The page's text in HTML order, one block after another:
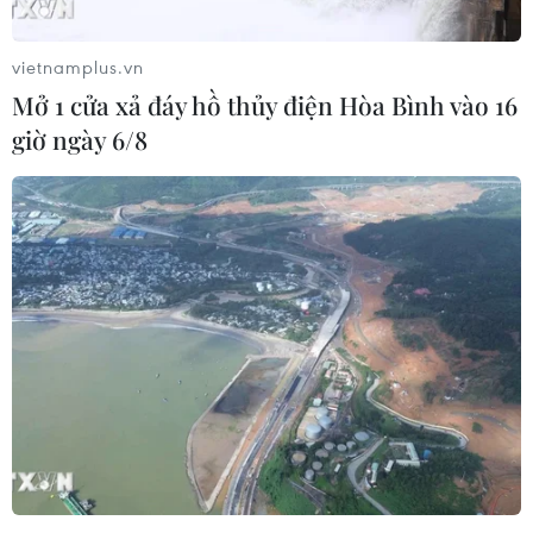
06/08/2026 04:45
Chủ động nguồn điện phục vụ Hội
nghị cấp cao APEC 2027
06/08/2026 04:31
Từ mở rộng số lượng đến nâng cao
chất lượng doanh nghiệp tư nhân ở
06/08/2026 04:23
Alphabet cải tổ hàng ngũ lãnh đạo
giữa cuộc đua AGI
vietnamplus.vn
Mở 1 cửa xả đáy hồ thủy điện Hòa Bình vào 16
giờ ngày 6/8